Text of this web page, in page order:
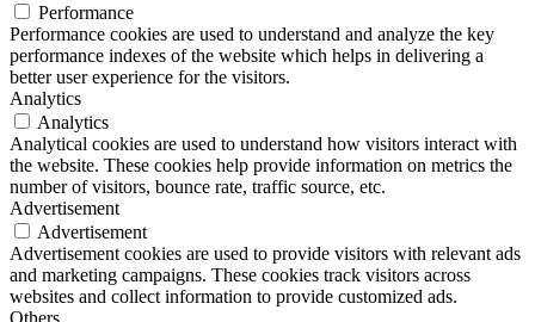
Performance
Performance cookies are used to understand and analyze the key
performance indexes of the website which helps in delivering a
better user experience for the visitors.
Analytics
Analytics
Analytical cookies are used to understand how visitors interact with
the website. These cookies help provide information on metrics the
number of visitors, bounce rate, traffic source, etc.
Advertisement
Advertisement
Advertisement cookies are used to provide visitors with relevant ads
and marketing campaigns. These cookies track visitors across
websites and collect information to provide customized ads.
Others